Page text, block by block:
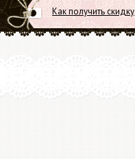
Как получить скидку